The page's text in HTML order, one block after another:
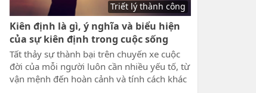
Triết lý thành công
Kiên định là gì, ý nghĩa và biểu hiện
của sự kiên định trong cuộc sống
Tất thảy sự thành bại trên chuyến xe cuộc
đời của mỗi người luôn cần nhiều yếu tố, từ
vận mệnh đến hoàn cảnh và tính cách khác